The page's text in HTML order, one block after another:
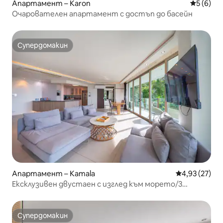
Апартамент – Karon Средна
5 (6)
Очарователен апартамент с достъп до басейн
Супердомакин
Супердомакин
Апартамент – Kamala Средна
4,93 (27)
Ексклузивен двустаен с изглед към морето/3
нощни пазари/просторен/вана
Супердомакин
Супердомакин